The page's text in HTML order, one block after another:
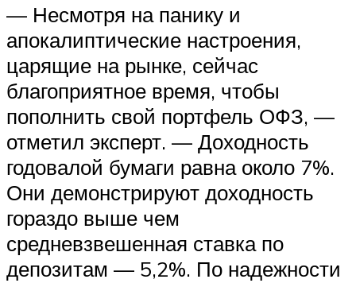
— Несмотря на панику и
апокалиптические настроения,
царящие на рынке, сейчас
благоприятное время, чтобы
пополнить свой портфель ОФЗ, —
отметил эксперт. — Доходность
годовалой бумаги равна около 7%.
Они демонстрируют доходность
гораздо выше чем
средневзвешенная ставка по
депозитам — 5,2%. По надежности